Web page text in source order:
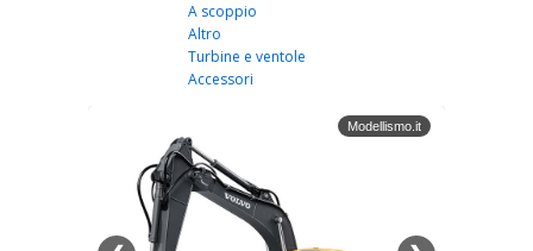
A scoppio
Altro
Turbine e ventole
Accessori